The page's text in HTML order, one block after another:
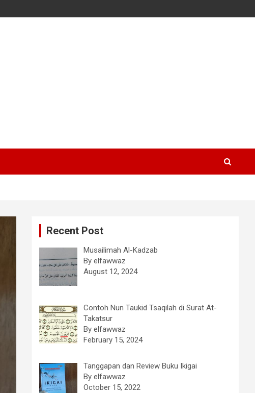
Recent Post
Musailimah Al-Kadzab
By elfawwaz
August 12, 2024
Contoh Nun Taukid Tsaqilah di Surat At-
Takatsur
By elfawwaz
February 15, 2024
Tanggapan dan Review Buku Ikigai
By elfawwaz
October 15, 2022